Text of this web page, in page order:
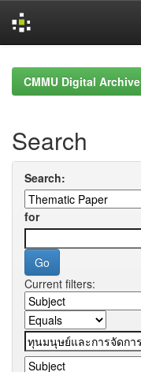
navigationCMMU Digital Archive
Search
Search:
for
Current filters: